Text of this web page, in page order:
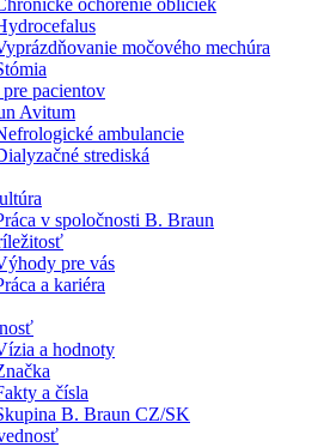
produkty. ​Navštívte produktový katalóg
poskytuje kvalitnú dialyzačnú
s B. Braun. Kontaktujte nás.
močového mechúra
pacientov
Avitum
ambulancie
strediská
v spoločnosti B. Braun
pre vás
a kariéra
a hodnoty
a čísla
B. Braun CZ/SK